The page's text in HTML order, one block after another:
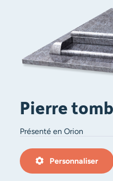
Pierre
Présenté en Orion
Personnaliser